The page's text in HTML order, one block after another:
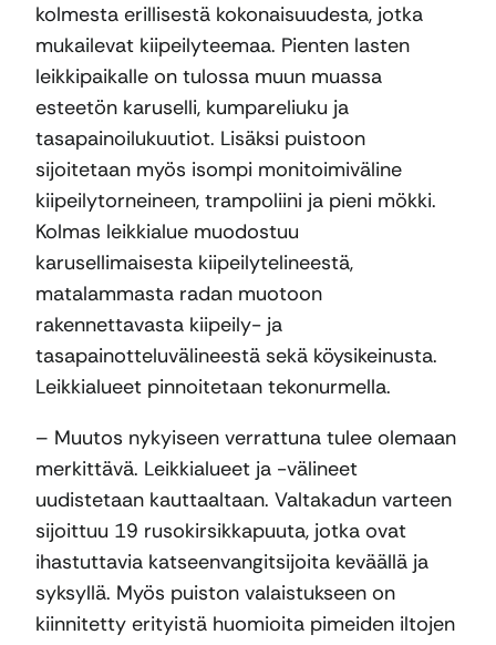
kolmesta erillisestä kokonaisuudesta, jotka
mukailevat kiipeilyteemaa. Pienten lasten
leikkipaikalle on tulossa muun muassa
esteetön karuselli, kumpareliuku ja
tasapainoilukuutiot. Lisäksi puistoon
sijoitetaan myös isompi monitoimiväline
kiipeilytorneineen, trampoliini ja pieni mökki.
Kolmas leikkialue muodostuu
karusellimaisesta kiipeilytelineestä,
matalammasta radan muotoon
rakennettavasta kiipeily- ja
tasapainotteluvälineestä sekä köysikeinusta.
Leikkialueet pinnoitetaan tekonurmella.
– Muutos nykyiseen verrattuna tulee olemaan
merkittävä. Leikkialueet ja -välineet
uudistetaan kauttaaltaan. Valtakadun varteen
sijoittuu 19 rusokirsikkapuuta, jotka ovat
ihastuttavia katseenvangitsijoita keväällä ja
syksyllä. Myös puiston valaistukseen on
kiinnitetty erityistä huomioita pimeiden iltojen